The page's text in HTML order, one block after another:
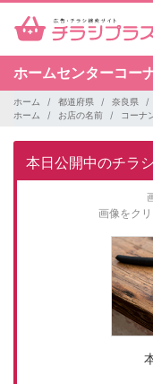
ホームセンターコー
ホーム 都道府県 奈良県
ホーム
お店の名前 コーナ
本日公開中のチラシ
画像をク